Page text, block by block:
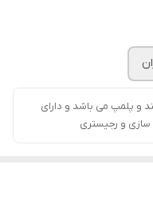
آکبند و پلمپ می باشد و دارای